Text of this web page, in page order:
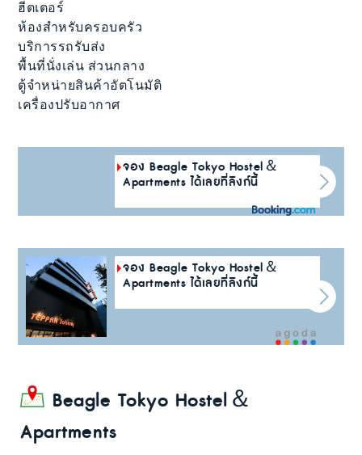
ฮีตเตอร์
ห้องสำหรับครอบครัว
บริการรถรับส่ง
พื้นที่นั่งเล่น ส่วนกลาง
ตู้จำหน่ายสินค้าอัตโนมัติ
เครื่องปรับอากาศ
จอง Beagle Tokyo Hostel＆
Apartments ได้เลยที่ลิงก์นี้
จอง Beagle Tokyo Hostel＆
Apartments ได้เลยที่ลิงก์นี้
Beagle Tokyo Hostel＆
Apartments